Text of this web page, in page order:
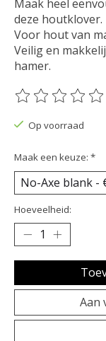
Maak heel
deze houtklover.
Voor hout van
Veilig en
hamer.
De beoordeling
Op voorraad
Maak een keuze: *
Hoeveelheid:
Aan